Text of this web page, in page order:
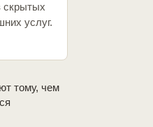
скрытых
услуг.
тому, чем